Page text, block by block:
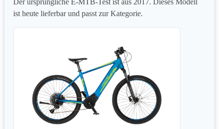
ist heute lieferbar und passt zur Kategorie.